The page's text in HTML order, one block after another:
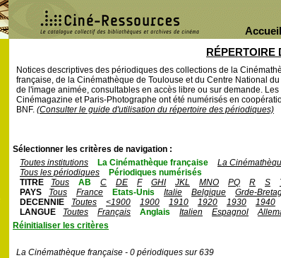
Accueil
RÉPERTOIRE
Notices descriptives des périodiques des collections de la
française, de la Cinémathèque de Toulouse et du Centre National
de l'image animée, consultables en accès libre ou sur demande. Les
Cinémagazine et Paris-Photographe ont été numérisés en
BNF. (Consulter le guide d'utilisation du répertoire des périodiques)
Sélectionner les critères de navigation :
Toutes institutions
La Cinémathèque française La
Tous les périodiques
Périodiques numérisés
TITRE
Tous AB C DE F GHI JKL MNO PQ R S
PAYS
Tous France Etats-Unis Italie Belgique Grde-
DECENNIE
Toutes <1900 1900 1910 1920 1930 1940
LANGUE
Toutes Français Anglais Italien Espagnol
Réinitialiser les critères
La Cinémathèque française - 0 périodiques sur 639